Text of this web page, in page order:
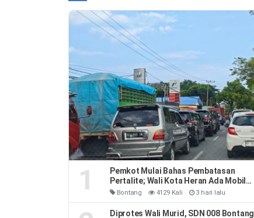
1
Pemkot Mulai Bahas Pembatasan
Pertalite; Wali Kota Heran Ada Mobil
Habiskan 40 Liter Sehari
Bontang 4129 Kali 3 hari lalu
Diprotes Wali Murid, SDN 008 Bontang